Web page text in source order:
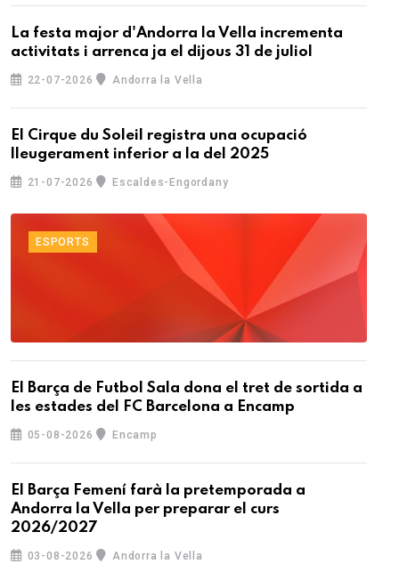
La festa major d'Andorra la Vella incrementa
activitats i arrenca ja el dijous 31 de juliol
22-07-2026 Andorra la Vella
El Cirque du Soleil registra una ocupació
lleugerament inferior a la del 2025
21-07-2026 Escaldes-Engordany
ESPORTS
El Barça de Futbol Sala dona el tret de sortida a
les estades del FC Barcelona a Encamp
05-08-2026 Encamp
El Barça Femení farà la pretemporada a
Andorra la Vella per preparar el curs
2026/2027
03-08-2026 Andorra la Vella